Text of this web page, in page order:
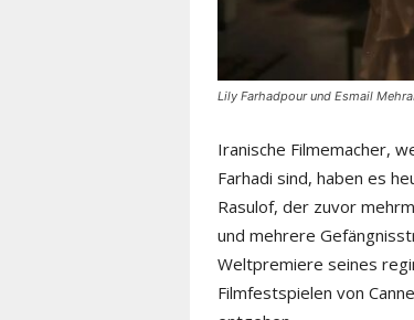
Lily Farhadpour und Esmail
Iranische Filmemacher,
Farhadi sind, haben es
Rasulof, der zuvor
und mehrere
Weltpremiere seines
Filmfestspielen von